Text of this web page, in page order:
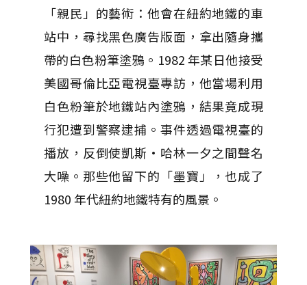
「親民」的藝術：他會在紐約地鐵的車
站中，尋找黑色廣告版面，拿出隨身攜
帶的白色粉筆塗鴉。1982 年某日他接受
美國哥倫比亞電視臺專訪，他當場利用
白色粉筆於地鐵站內塗鴉，結果竟成現
行犯遭到警察逮捕。事件透過電視臺的
播放，反倒使凱斯·哈林一夕之間聲名
大噪。那些他留下的「墨寶」，也成了
1980 年代紐約地鐵特有的風景。